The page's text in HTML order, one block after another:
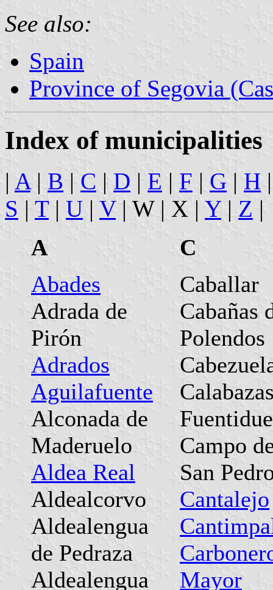
See also:
Spain
Province of Segovia
Index of municipalities
| A| B | C | D | E | F | G | H
S | T| U | V| W | X | Y| Z |
A
Abades
Adrada de
Pirón
Adrados
Aguilafuente
Alconada de
Maderuelo
Aldea Real
Aldealcorvo
Aldealengua
de Pedraza
Aldealengua
C
Caballar
Cabañas
Polendos
Campo
San
Cantalejo
Mayor